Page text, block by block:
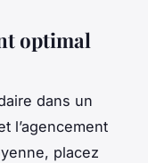
optimal
dans un
l’agencement
placez